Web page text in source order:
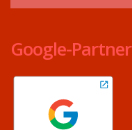
Google-Partner